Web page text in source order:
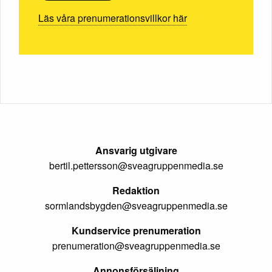
Läs våra prenumerationsvillkor här
Ansvarig utgivare
bertil.pettersson@sveagruppenmedia.se
Redaktion
sormlandsbygden@sveagruppenmedia.se
Kundservice prenumeration
prenumeration@sveagruppenmedia.se